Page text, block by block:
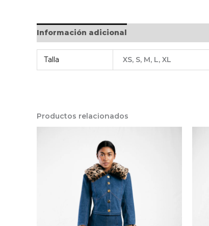
Información adicional
Talla XS, S, M, L, XL
Productos relacionados